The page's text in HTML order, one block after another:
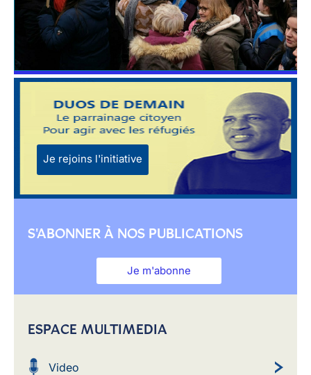
Je rejoins l'initiative
S'ABONNER À NOS PUBLICATIONS
Je m'abonne
ESPACE MULTIMEDIA
Video